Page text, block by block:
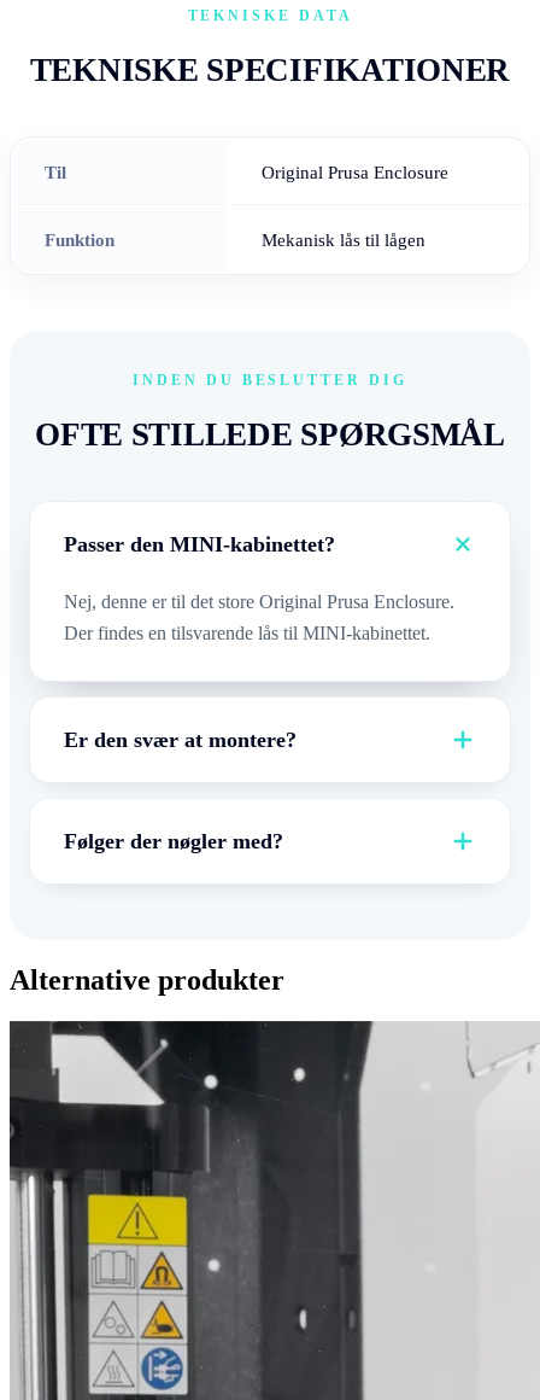
TEKNISKE DATA
TEKNISKE SPECIFIKATIONER
Til Original Prusa Enclosure
Funktion Mekanisk lås til lågen
INDEN DU BESLUTTER DIG
OFTE STILLEDE SPØRGSMÅL
Passer den MINI-kabinettet?
Nej, denne er til det store Original Prusa Enclosure.
Der findes en tilsvarende lås til MINI-kabinettet.
Er den svær at montere?
Følger der nøgler med?
Alternative produkter